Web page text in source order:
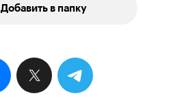
Добавить в папку